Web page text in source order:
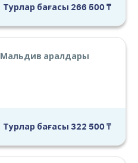
Турлар бағасы 266 500 ₸
Мальдив аралдары
Турлар бағасы 322 500 ₸